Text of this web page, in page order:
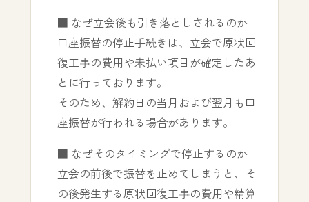
■ なぜ立会後も引き落としされるのか
口座振替の停止手続きは、立会で原状回
復工事の費用や未払い項目が確定したあ
とに行っております。
そのため、解約日の当月および翌月も口
座振替が行われる場合があります。
■ なぜそのタイミングで停止するのか
立会の前後で振替を止めてしまうと、そ
の後発生する原状回復工事の費用や精算